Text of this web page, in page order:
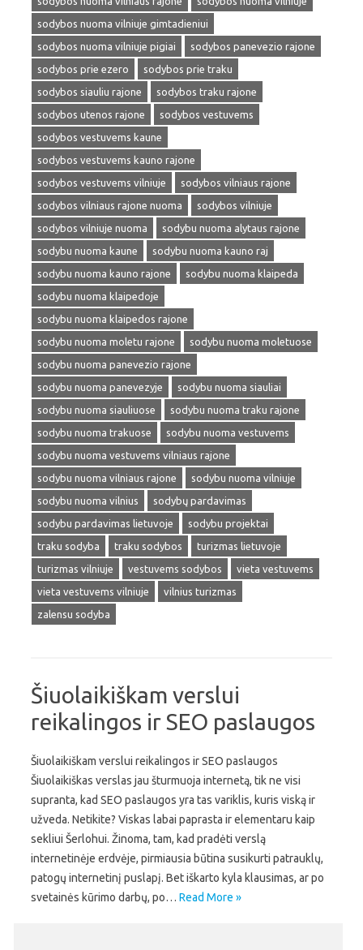
sodybos nuoma vilniuje gimtadieniui
sodybos nuoma vilniuje pigiai
sodybos panevezio rajone
sodybos prie ezero
sodybos prie traku
sodybos siauliu rajone
sodybos traku rajone
sodybos utenos rajone
sodybos vestuvems
sodybos vestuvems kaune
sodybos vestuvems kauno rajone
sodybos vestuvems vilniuje
sodybos vilniaus rajone
sodybos vilniaus rajone nuoma
sodybos vilniuje
sodybos vilniuje nuoma
sodybu nuoma alytaus rajone
sodybu nuoma kaune
sodybu nuoma kauno raj
sodybu nuoma kauno rajone
sodybu nuoma klaipeda
sodybu nuoma klaipedoje
sodybu nuoma klaipedos rajone
sodybu nuoma moletu rajone
sodybu nuoma moletuose
sodybu nuoma panevezio rajone
sodybu nuoma panevezyje
sodybu nuoma siauliai
sodybu nuoma siauliuose
sodybu nuoma traku rajone
sodybu nuoma trakuose
sodybu nuoma vestuvems
sodybu nuoma vestuvems vilniaus rajone
sodybu nuoma vilniaus rajone
sodybu nuoma vilniuje
sodybu nuoma vilnius
sodybų pardavimas
sodybu pardavimas lietuvoje
sodybu projektai
traku sodyba
traku sodybos
turizmas lietuvoje
turizmas vilniuje
vestuvems sodybos
vieta vestuvems
vieta vestuvems vilniuje
vilnius turizmas
zalensu sodyba
Šiuolaikiškam verslui
reikalingos ir SEO paslaugos
Šiuolaikiškam verslui reikalingos ir SEO paslaugos
Šiuolaikiškas verslas jau šturmuoja internetą, tik ne visi
supranta, kad SEO paslaugos yra tas variklis, kuris viską ir
užveda. Netikite? Viskas labai paprasta ir elementaru kaip
sekliui Šerlohui. Žinoma, tam, kad pradėti verslą
internetinėje erdvėje, pirmiausia būtina susikurti patrauklų,
patogų internetinį puslapį. Bet iškarto kyla klausimas, ar po
svetainės kūrimo darbų, po… Read More »